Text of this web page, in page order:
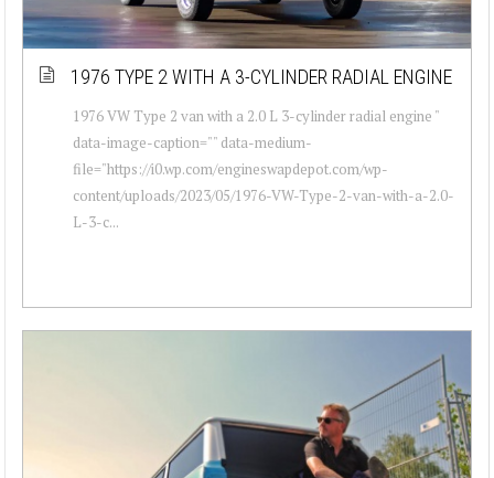
1976 TYPE 2 WITH A 3-CYLINDER RADIAL ENGINE
1976 VW Type 2 van with a 2.0 L 3-cylinder radial engine "
data-image-caption="" data-medium-
file="https://i0.wp.com/engineswapdepot.com/wp-
content/uploads/2023/05/1976-VW-Type-2-van-with-a-2.0-
L-3-c...